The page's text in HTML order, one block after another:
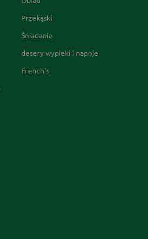
Przekąski
Śniadanie
desery wypieki i napoje
French's